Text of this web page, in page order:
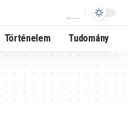
Történelem Tudomány